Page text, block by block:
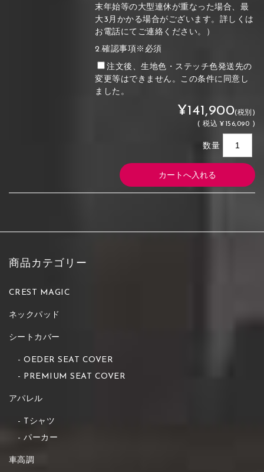
末年始等の大型連休が重なった場合、最
大3月かかる場合がございます。詳しくは
お電話にてご連絡ください。）
2.確認事項※必須
注文後、生地色・ステッチ色発送先の
変更等はできません。この条件に同意し
ました。
¥141,900(税別)
(税込 ¥156,090 )
数量
商品カテゴリー
CREST MAGIC
ネックパッド
シートカバー
OEDER SEAT COVER
PREMIUM SEAT COVER
アパレル
Tシャツ
パーカー
車高調